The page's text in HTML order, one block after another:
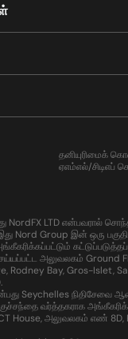
தனியுரிமைக்
ஏஎம்எல்/சிடிஎப்
NordFX LTD என்பவரால்
Nord Group இன் ஒரு
அலுவலகம் Ground
Rodney Bay, Gros-Islet,
Seychelles
வர்த்தகராக
House, அலுவலகம் எண் 8D,